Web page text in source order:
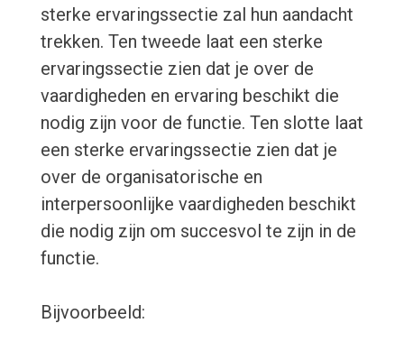
sterke ervaringssectie zal hun aandacht
trekken. Ten tweede laat een sterke
ervaringssectie zien dat je over de
vaardigheden en ervaring beschikt die
nodig zijn voor de functie. Ten slotte laat
een sterke ervaringssectie zien dat je
over de organisatorische en
interpersoonlijke vaardigheden beschikt
die nodig zijn om succesvol te zijn in de
functie.
Bijvoorbeeld: